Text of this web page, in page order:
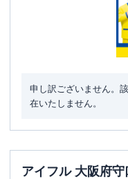
申し訳ございません。
在いたしません。
アイフル 大阪府